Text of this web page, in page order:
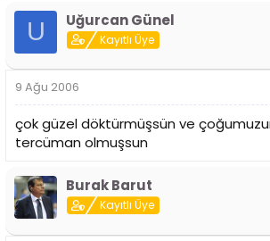
U Uğurcan Günel
Kayıtlı Üye
9 Ağu 2006
çok güzel döktürmüşsün ve
tercüman olmuşsun
Burak Barut
Kayıtlı Üye